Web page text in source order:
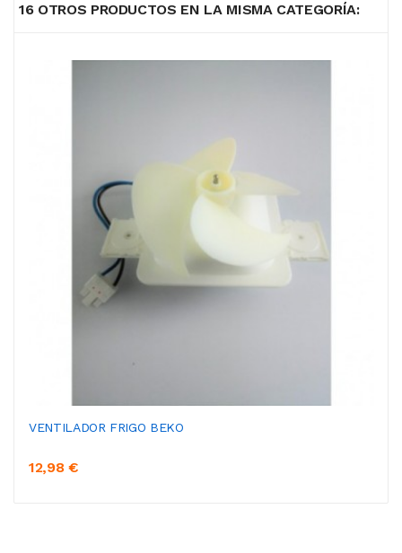
16 OTROS PRODUCTOS EN LA MISMA CATEGORÍA:
VENTILADOR FRIGO BEKO
12,98 €